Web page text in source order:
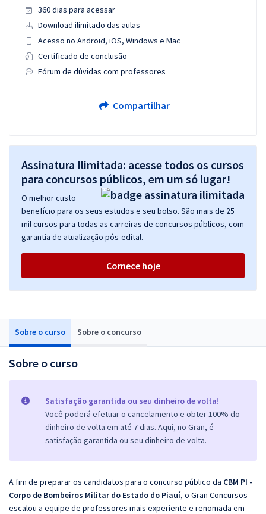
Sobre o curso Sobre o concurso
Sobre o curso
Satisfação garantida ou seu dinheiro de volta!
Você poderá efetuar o cancelamento e obter 100% do
dinheiro de volta em até 7 dias. Aqui, no Gran, é
satisfação garantida ou seu dinheiro de volta.
A fim de preparar os candidatos para o concurso público da CBM PI -
Corpo de Bombeiros Militar do Estado do Piauí, o Gran Concursos
escalou a equipe de professores mais experiente e renomada em
360 dias para acessar
Download ilimitado das aulas
Acesso no Android, iOS, Windows e Mac
Certificado de conclusão
Fórum de dúvidas com professores
Compartilhar
Assinatura Ilimitada: acesse todos os cursos
para concursos públicos, em um só lugar!
O melhor custo
benefício para os seus estudos e seu bolso. São mais de 25
mil cursos para todas as carreiras de concursos públicos, com
garantia de atualização pós-edital.
Comece hoje